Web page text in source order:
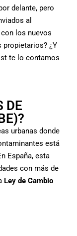
delante, pero
al
los nuevos
propietarios? ¿Y
te lo contamos
DE
urbanas donde
está
España, esta
con más de
Ley de Cambio